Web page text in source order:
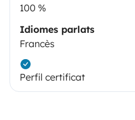
100 %
Idiomes parlats
Francès
Perfil certificat